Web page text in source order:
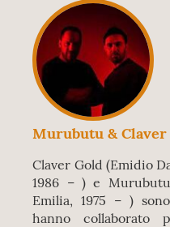
Murubutu & Claver
Claver Gold (Emidio
1986 – ) e
Emilia, 1975 – )
hanno collaborato